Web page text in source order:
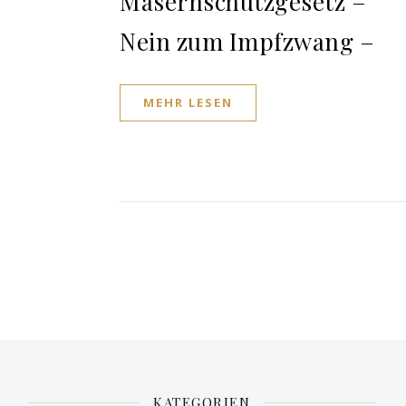
Nein zum Impfzwang –
MEHR LESEN
KATEGORIEN